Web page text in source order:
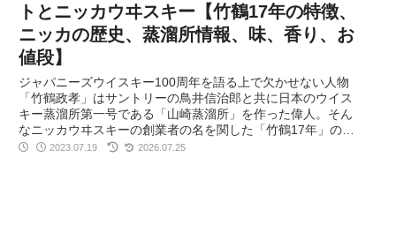
トとニッカウヰスキー【竹鶴17年の特徴、
ニッカの歴史、蒸溜所情報、味、香り、お
値段】
ジャパニーズウイスキー100周年を語る上で欠かせない人物
「竹鶴政孝」はサントリーの鳥井信治郎と共に日本のウイス
キー蒸溜所第一号である「山崎蒸溜所」を作った偉人。そん
なニッカウヰスキーの創業者の名を関した「竹鶴17年」の
味、香り、魅力、ニッカウヰスキーの歴史にも迫っていきま
2023.07.19 2026.07.25